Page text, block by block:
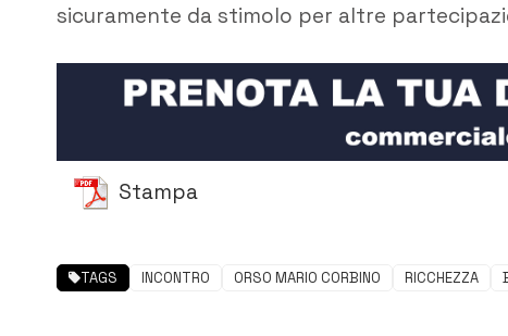
sicuramente da stimolo per altre
Stampa
TAGS INCONTRO ORSO MARIO CORBINO RICCHEZZA